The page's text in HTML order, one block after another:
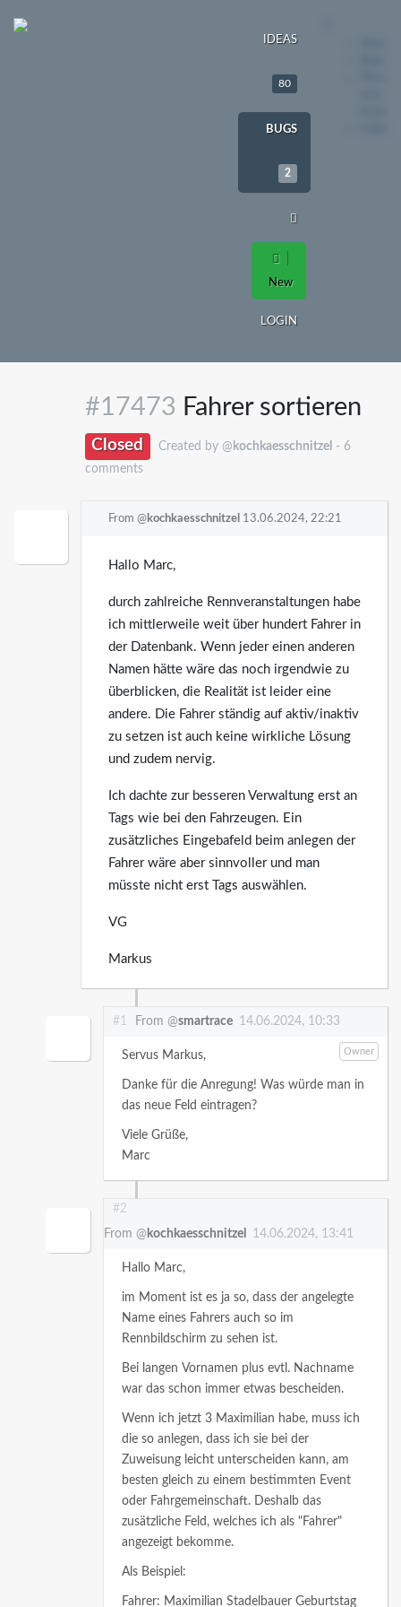
IDEAS
80
BUGS
2
New
LOGIN
#17473 Fahrer sortieren
Closed Created by @ kochkaesschnitzel - 6
comments
From @kochkaesschnitzel 13.06.2024, 22:21
Hallo Marc,
durch zahlreiche Rennveranstaltungen habe
ich mittlerweile weit über hundert Fahrer in
der Datenbank. Wenn jeder einen anderen
Namen hätte wäre das noch irgendwie zu
überblicken, die Realität ist leider eine
andere. Die Fahrer ständig auf aktiv/inaktiv
zu setzen ist auch keine wirkliche Lösung
und zudem nervig.
Ich dachte zur besseren Verwaltung erst an
Tags wie bei den Fahrzeugen. Ein
zusätzliches Eingebafeld beim anlegen der
Fahrer wäre aber sinnvoller und man
müsste nicht erst Tags auswählen.
VG
Markus
#1 From @smartrace 14.06.2024, 10:33
Owner
Servus Markus,
Danke für die Anregung! Was würde man in
das neue Feld eintragen?
Viele Grüße,
Marc
#2
From @ kochkaesschnitzel 14.06.2024, 13:41
Hallo Marc,
im Moment ist es ja so, dass der angelegte
Name eines Fahrers auch so im
Rennbildschirm zu sehen ist.
Bei langen Vornamen plus evtl. Nachname
war das schon immer etwas bescheiden.
Wenn ich jetzt 3 Maximilian habe, muss ich
die so anlegen, dass ich sie bei der
Zuweisung leicht unterscheiden kann, am
besten gleich zu einem bestimmten Event
oder Fahrgemeinschaft. Deshalb das
zusätzliche Feld, welches ich als "Fahrer"
angezeigt bekomme.
Als Beispiel:
Fahrer: Maximilian Stadelbauer Geburtstag